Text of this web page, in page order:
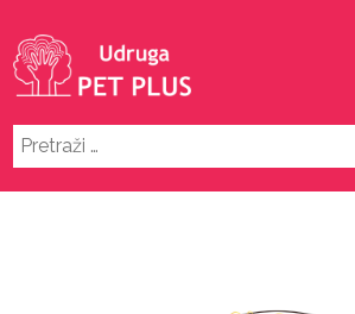
Pretraži: